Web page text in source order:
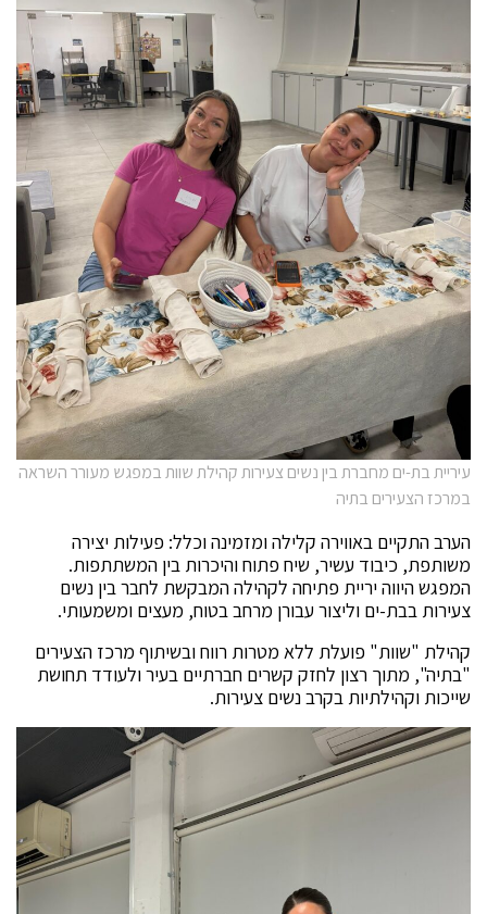
עיריית בת-ים מחברת בין נשים צעירות קהילת שוות במפגש מעורר השראה
במרכז הצעירים בתיה
הערב התקיים באווירה קלילה ומזמינה וכלל: פעילות יצירה
משותפת, כיבוד עשיר, שיח פתוח והיכרות בין המשתתפות.
המפגש היווה יריית פתיחה לקהילה המבקשת לחבר בין נשים
צעירות בבת-ים וליצור עבורן מרחב בטוח, מעצים ומשמעותי.
קהילת "שוות" פועלת ללא מטרות רווח ובשיתוף מרכז הצעירים
"בתיה", מתוך רצון לחזק קשרים חברתיים בעיר ולעודד תחושת
שייכות וקהילתיות בקרב נשים צעירות.